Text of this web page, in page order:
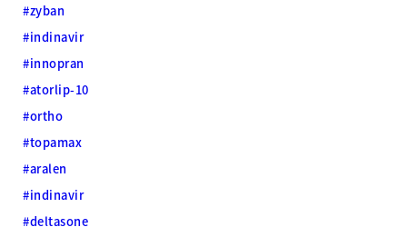
#zyban
#indinavir
#innopran
#atorlip-10
#ortho
#topamax
#aralen
#indinavir
#deltasone